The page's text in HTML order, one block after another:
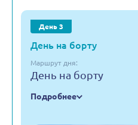
День 3
День на борту
Маршрут дня:
День на борту
Подробнее